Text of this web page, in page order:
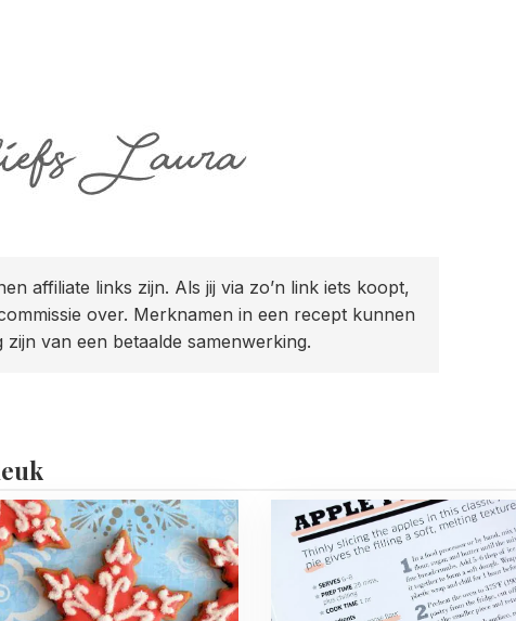
affiliate links zijn. Als jij via zo’n link iets koopt,
over. Merknamen in een recept kunnen
zijn van een betaalde samenwerking.
Read
more
about
Engelse
baktermen